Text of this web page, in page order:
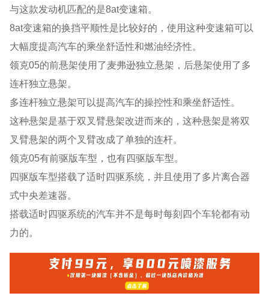
与这款发动机匹配的是8at变速箱。
8at变速箱的换挡平顺性是比较好的，使用这种变速箱可以
大幅度提高汽车的乘坐舒适性和燃油经济性。
领克05的前悬架使用了麦弗逊独立悬架，后悬架使用了多
连杆独立悬架。
多连杆独立悬架可以提高汽车的操控性和乘坐舒适性。
这种悬架是基于双叉臂悬架改进而来的，这种悬架是将双
叉臂悬架的两个叉臂改成了单独的连杆。
领克05有前驱版车型，也有四驱版车型。
四驱版车型搭载了适时四驱系统，并且使用了多片离合器
式中央差速器。
搭载适时四驱系统的汽车并不是每时每刻四个车轮都有动
力的。